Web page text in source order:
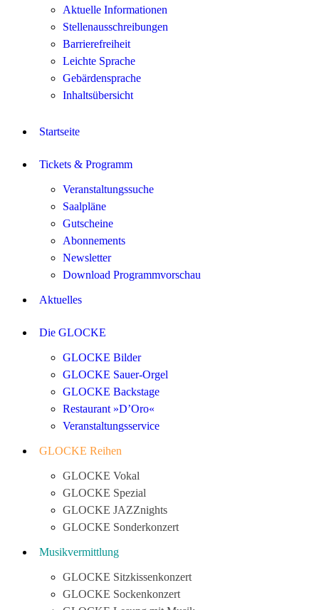
Aktuelle Informationen
Stellenausschreibungen
Barrierefreiheit
Leichte Sprache
Gebärdensprache
Inhaltsübersicht
Startseite
Tickets & Programm
Veranstaltungssuche
Saalpläne
Gutscheine
Abonnements
Newsletter
Download Programmvorschau
Aktuelles
Die GLOCKE
GLOCKE Bilder
GLOCKE Sauer-Orgel
GLOCKE Backstage
Restaurant »D’Oro«
Veranstaltungsservice
GLOCKE Reihen
GLOCKE Vokal
GLOCKE Spezial
GLOCKE JAZZnights
GLOCKE Sonderkonzert
Musikvermittlung
GLOCKE Sitzkissenkonzert
GLOCKE Sockenkonzert